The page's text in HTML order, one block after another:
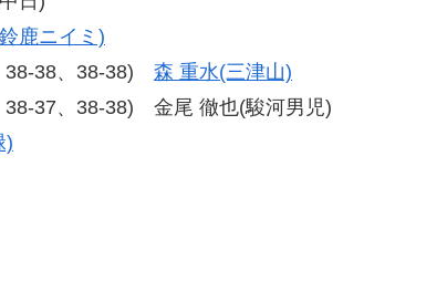
鹿ニイミ)
38、38-38) 森 重水(三津山)
37、38-38) 金尾 徹也(駿河男児)
)